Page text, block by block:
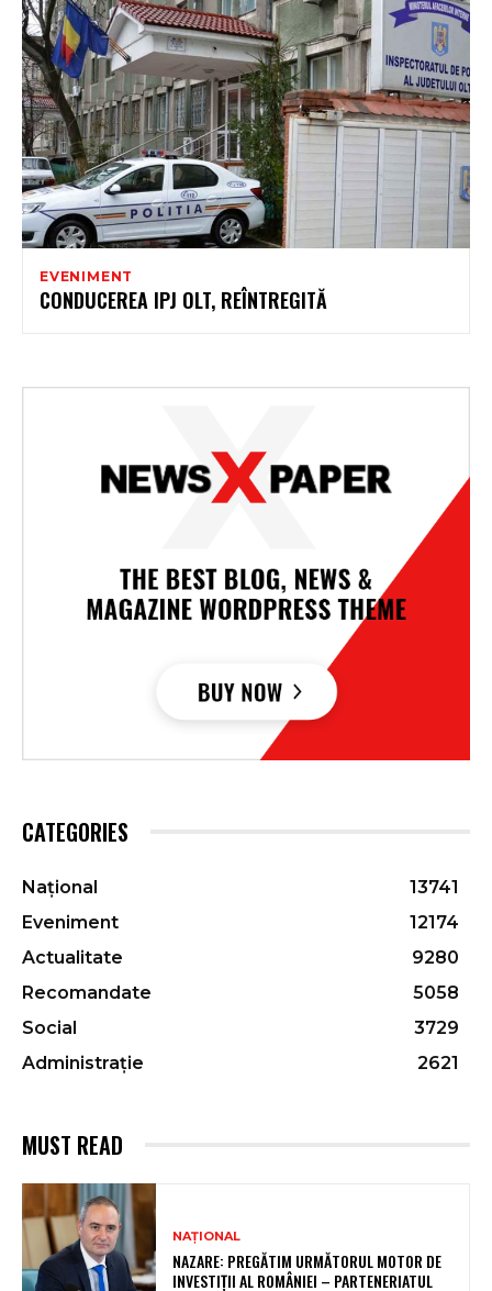
EVENIMENT
CONDUCEREA IPJ OLT, REÎNTREGITĂ
CATEGORIES
Național
13741
Eveniment
12174
Actualitate
9280
Recomandate
5058
Social
3729
Administrație
2621
MUST READ
NAȚIONAL
NAZARE: PREGĂTIM URMĂTORUL MOTOR DE
INVESTIȚII AL ROMÂNIEI – PARTENERIATUL